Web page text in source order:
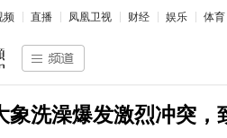
频 直播 凤凰卫视 财经 娱乐 体育
象洗澡爆发激烈冲突，